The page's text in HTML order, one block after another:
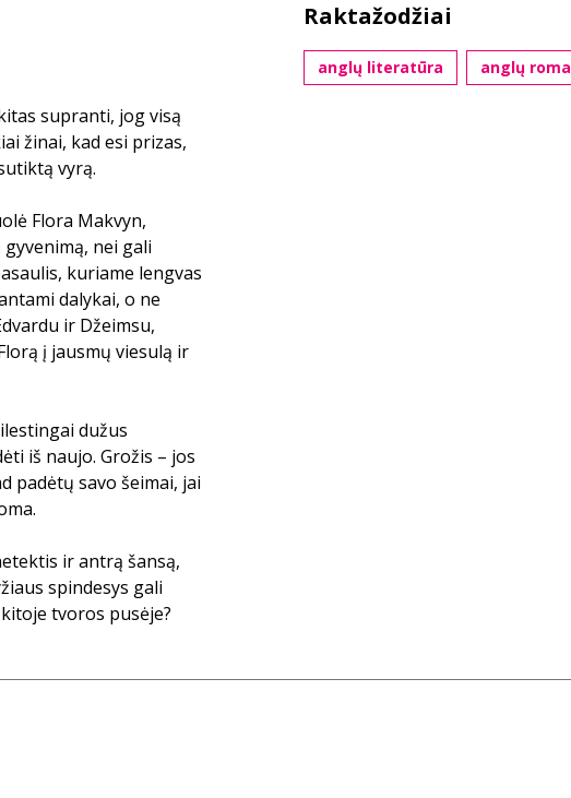
supranti, jog visą
žinai, kad esi prizas,
vyrą.
Flora Makvyn,
nei gali
kuriame lengvas
dalykai, o ne
ir Džeimsu,
į jausmų viesulą ir
dužus
iš naujo. Grožis – jos
padėtų savo šeimai, jai
ir antrą šansą,
spindesys gali
tvoros pusėje?
Raktažodžiai
anglų literatūra anglų